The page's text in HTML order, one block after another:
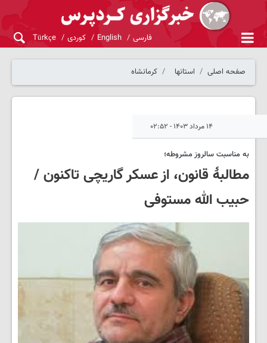
فارسی English کوردی Türkçe
صفحه اصلی استانها کرمانشاه
۱۴ مرداد ۱۴۰۳ - ۰۲:۵۲
به مناسبت سالروز مشروطه؛
مطالبهٔ قانون، از عسکر گاریچی تاکنون /
حبیب الله مستوفی